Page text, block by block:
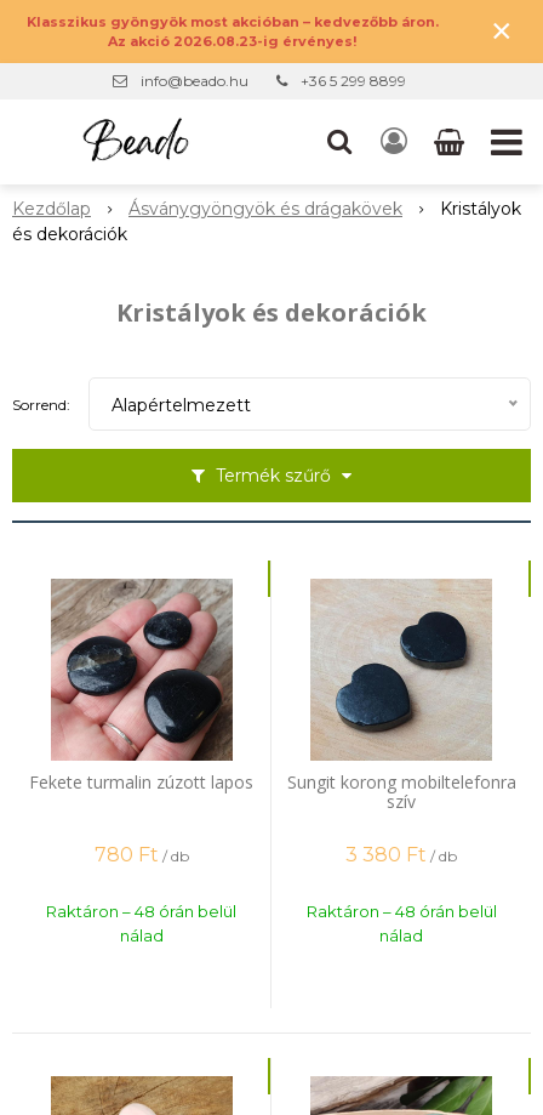
Klasszikus gyöngyök most akcióban – kedvezőbb áron.
Az akció 2026.08.23-ig érvényes!
×
info@beado.hu +36 5 299 8899
Kezdőlap Ásványgyöngyök és drágakövek
Kristályok
és dekorációk
Kristályok és dekorációk
Termék szűrő
Sorrend: Alapértelmezett
Fekete turmalin zúzott lapos
780 Ft / db
Raktáron – 48 órán belül
nálad
Sungit korong mobiltelefonra
szív
3 380 Ft / db
Raktáron – 48 órán belül
nálad